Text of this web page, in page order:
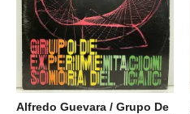
Alfredo Guevara / Grupo De